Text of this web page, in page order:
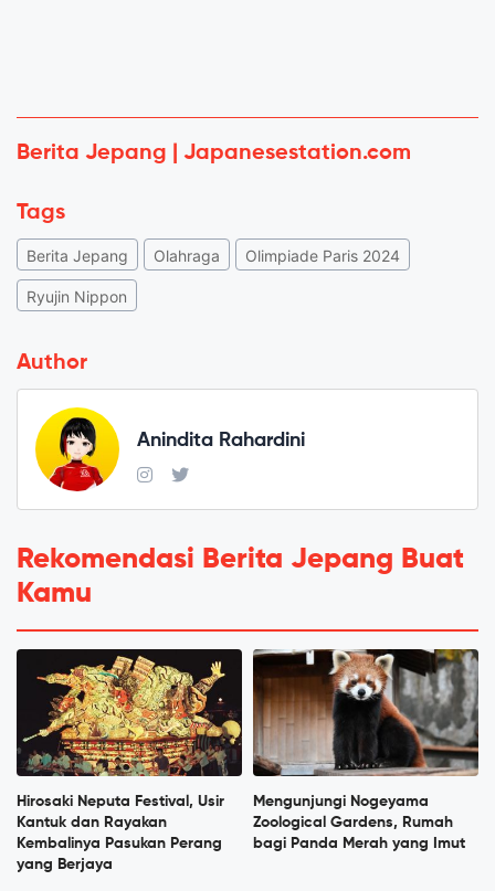
Berita Jepang | Japanesestation.com
Tags
Berita Jepang Olahraga Olimpiade Paris 2024
Ryujin Nippon
Author
Anindita Rahardini
Rekomendasi Berita Jepang Buat
Kamu
Hirosaki Neputa Festival, Usir
Kantuk dan Rayakan
Kembalinya Pasukan Perang
yang Berjaya
Mengunjungi Nogeyama
Zoological Gardens, Rumah
bagi Panda Merah yang Imut